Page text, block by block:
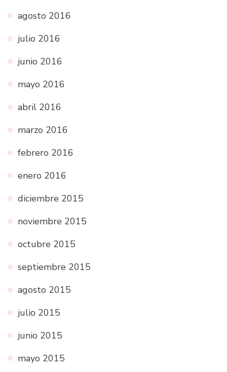
agosto 2016
julio 2016
junio 2016
mayo 2016
abril 2016
marzo 2016
febrero 2016
enero 2016
diciembre 2015
noviembre 2015
octubre 2015
septiembre 2015
agosto 2015
julio 2015
junio 2015
mayo 2015